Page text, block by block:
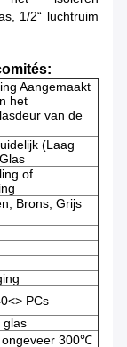
1/2“ luchtruim
Aangemaakt
het
van de
(Laag
of
Brons, Grijs
PCs
glas
ongeveer 300℃